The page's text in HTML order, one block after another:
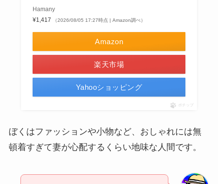
Hamany
¥1,417
（2026/08/05 17:27時点 | Amazon調べ）
Amazon
楽天市場
Yahooショッピング
ポチップ
ぼくはファッションや小物など、おしゃれには無
頓着すぎて妻が心配するくらい地味な人間です。